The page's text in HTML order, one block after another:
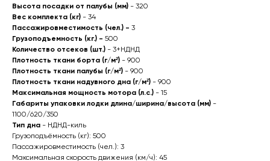
Высота посадки от палубы (мм) - 320
Вес комплекта (кг) - 34
Пассажировместимость (чел.) - 3
Грузоподъемность (кг.) - 500
Количество отсеков (шт.) - 3+НДНД
Плотность ткани борта (г/м²) - 900
Плотность ткани палубы (г/м²) - 900
Плотность ткани надувного дна (г/м²) - 900
Максимальная мощность мотора (л.с.) - 15
Габариты упаковки лодки длина/ширина/высота (мм) -
1100/620/350
Тип дна - НДНД-киль
Грузоподъёмность (кг): 500
Пассажировместимость (чел.): 3
Максимальная скорость движения (км/ч): 45